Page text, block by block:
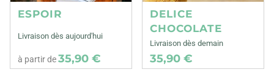
ESPOIR
Livraison dès aujourd'hui
à partir de35,90 €
DELICE
CHOCOLATE
Livraison dès demain
35,90 €